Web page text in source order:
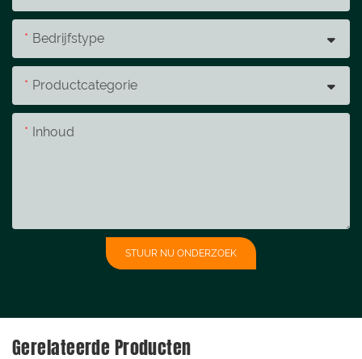
Bedrijfstype
Productcategorie
Inhoud
STUUR NU ONDERZOEK
Gerelateerde Producten